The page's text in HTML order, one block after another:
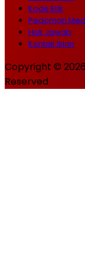
Kode Etik
Pedoman
Hak Jawab
Kontak Iklan
Copyright ©
Reserved